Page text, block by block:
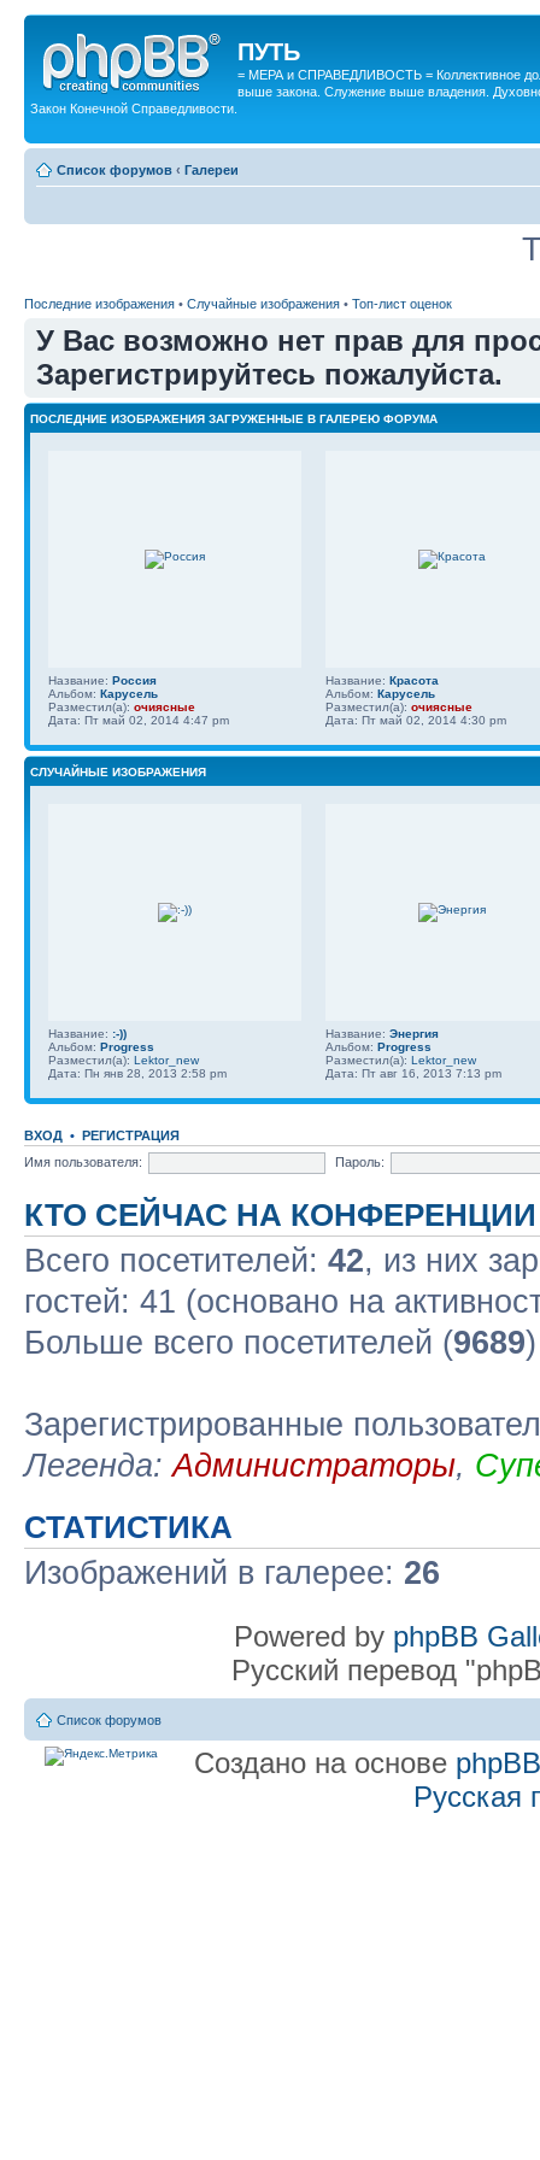
ПУТЬ
= МЕРА и СПРАВЕДЛИВОСТЬ = Коллективное
выше закона. Служение выше владения.
Закон Конечной Справедливости.
Список форумов ‹ Галереи
Последние изображения • Случайные изображения • Топ-лист оценок
У Вас возможно нет прав для
Зарегистрируйтесь пожалуйста.
ПОСЛЕДНИЕ ИЗОБРАЖЕНИЯ ЗАГРУЖЕННЫЕ В ГАЛЕРЕЮ ФОРУМА
Название: Россия
Альбом: Карусель
Разместил(а): очиясные
Дата: Пт май 02, 2014 4:47 pm
Название: Красота
Альбом: Карусель
Разместил(а): очиясные
Дата: Пт май 02, 2014 4:30 pm
СЛУЧАЙНЫЕ ИЗОБРАЖЕНИЯ
Название: :-))
Альбом: Progress
Разместил(а): Lektor_new
Дата: Пн янв 28, 2013 2:58 pm
Название: Энергия
Альбом: Progress
Разместил(а): Lektor_new
Дата: Пт авг 16, 2013 7:13 pm
ВХОД • РЕГИСТРАЦИЯ
Имя пользователя:
Пароль:
КТО СЕЙЧАС НА КОНФЕРЕНЦИИ
Всего посетителей: 42, из них
гостей: 41 (основано на
Больше всего посетителей (9689
Зарегистрированные
Легенда:Администраторы,
СТАТИСТИКА
Изображений в галерее: 26
Powered by phpBB
Русский перевод
Список форумов
Создано на основе phpBB
Русская